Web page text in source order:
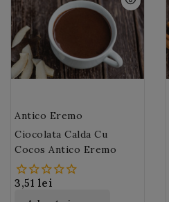
Antico Eremo
Ciocolata Calda Cu
Cocos Antico Eremo
3,51 lei